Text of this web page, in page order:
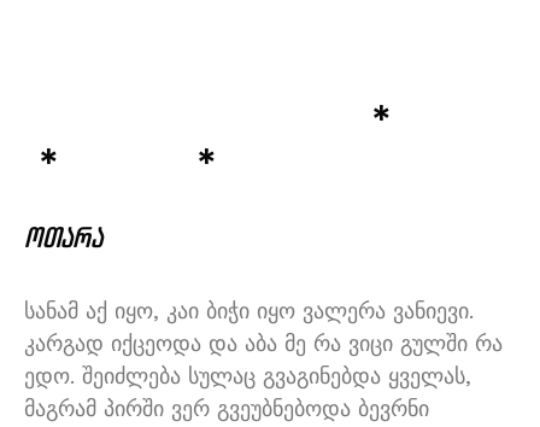
*
*
*
ოთარა
სანამ აქ იყო, კაი ბიჭი იყო ვალერა ვანიევი.
კარგად იქცეოდა და აბა მე რა ვიცი გულში რა
ედო. შეიძლება სულაც გვაგინებდა ყველას,
მაგრამ პირში ვერ გვეუბნებოდა ბევრნი